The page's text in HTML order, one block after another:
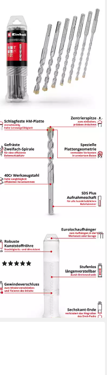
Bohrer- und Bit-Set, (Set, 7-
tlg., Hammerbohrer-Set)
lieferbar - in 4-5 Werktagen bei dir